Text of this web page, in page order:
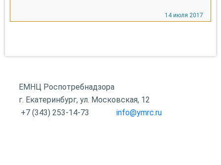
ЕМНЦ Роспотребнадзора
г. Екатеринбург, ул. Московская, 12
+7 (343) 253-14-73
info@ymrc.ru